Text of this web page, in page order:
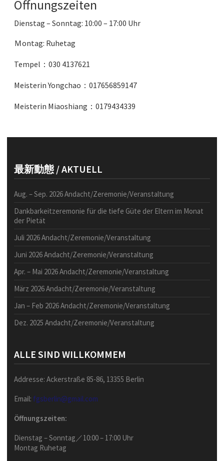
Öffnungszeiten
Dienstag – Sonntag: 10:00 – 17:00 Uhr
Ｍontag: Ruhetag
Tempel ： 030 4137621
Meisterin Yongchao ： 017656859147
Meisterin Miaoshiang ： 0179434339
最新動態 / AKTUELL
Aug. – Sep. 2026 Andacht/Zeremonie/Veranstaltung
Dankbarkeitzeremonie für die tiefe Güte der Eltern im Monat
der Pietät
Juli 2026 Andacht/Zeremonie/Veranstaltung
Juni 2026 Andacht/Zeremonie/Veranstaltung
Apr. – Mai 2026 Andacht/Zeremonie/Veranstaltung
März 2026 Andacht/Zeremonie/Veranstaltung
Jan – Feb 2026 Andacht/Zeremonie/Veranstaltung
Dez. 2025 Andacht/Zeremonie/Veranstaltung
ALLE SIND WILLKOMMEM
Addresse: Ackerstraße 85-86, 13355 Berlin
Email: fgsberlin@gmail.com
Öffnungszeiten:
Dienstag – Sonntag／10:00 – 17:00 Uhr
Montag Ruhetag